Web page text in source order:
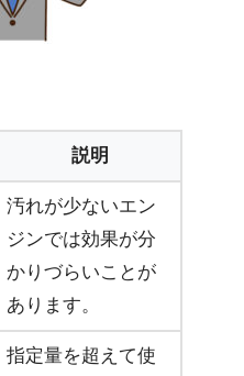
説明
汚れが少ないエン
ジンでは効果が分
かりづらいことが
あります。
指定量を超えて使